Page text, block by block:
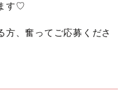
す♡
方、奮ってご応募くださ